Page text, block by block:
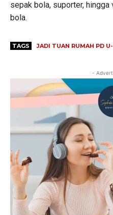
sepak bola, suporter,
bola.
TAGS JADI TUAN RUMAH PD
-